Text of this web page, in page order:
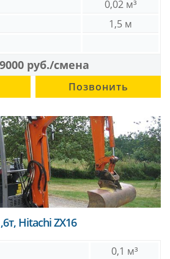
0,02 м³
1,5 м
руб./смена
Позвонить
Hitachi ZX16
0,1 м³